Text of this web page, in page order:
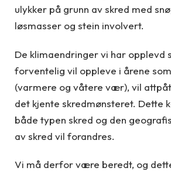
ulykker på grunn av skred med
løsmasser og stein involvert.
De klimaendringer vi har opplevd
forventelig vil oppleve i årene
(varmere og våtere vær), vil
det kjente skredmønsteret. Dette
både typen skred og den
av skred vil forandres.
Vi må derfor være beredt, og